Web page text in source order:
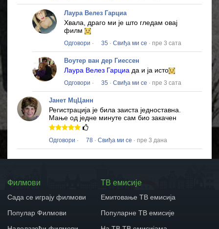
Лаура Велез Гарциа
Хвала, драго ми је што гледам овај
филм
Одговори · 35 · Свиђа ми се · пре 3 сата
Воутер ван дер Гиессен
Лаура Велез Гарциа да и ја исто
Одговори · 35 · Свиђа ми се · пре 3 сата
Јанет МцЦанн
Регистрација је била заиста једноставна.
Мање од једне минуте сам био закачен
Одговори · 78 · Свиђа ми се · пре 3 дана
Филмови
Сада се играју филмови
Популар Филмови
ТВ емисије
Емитовање ТВ емисија
Популарне ТВ емисије